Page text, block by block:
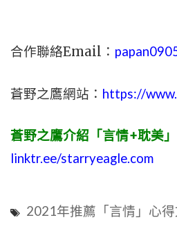
合作聯絡Email：
蒼野之鷹網站： https://
蒼野之鷹介紹「言情+耽美
linktr.ee/starryeagle.com
2021年推薦「言情」心得